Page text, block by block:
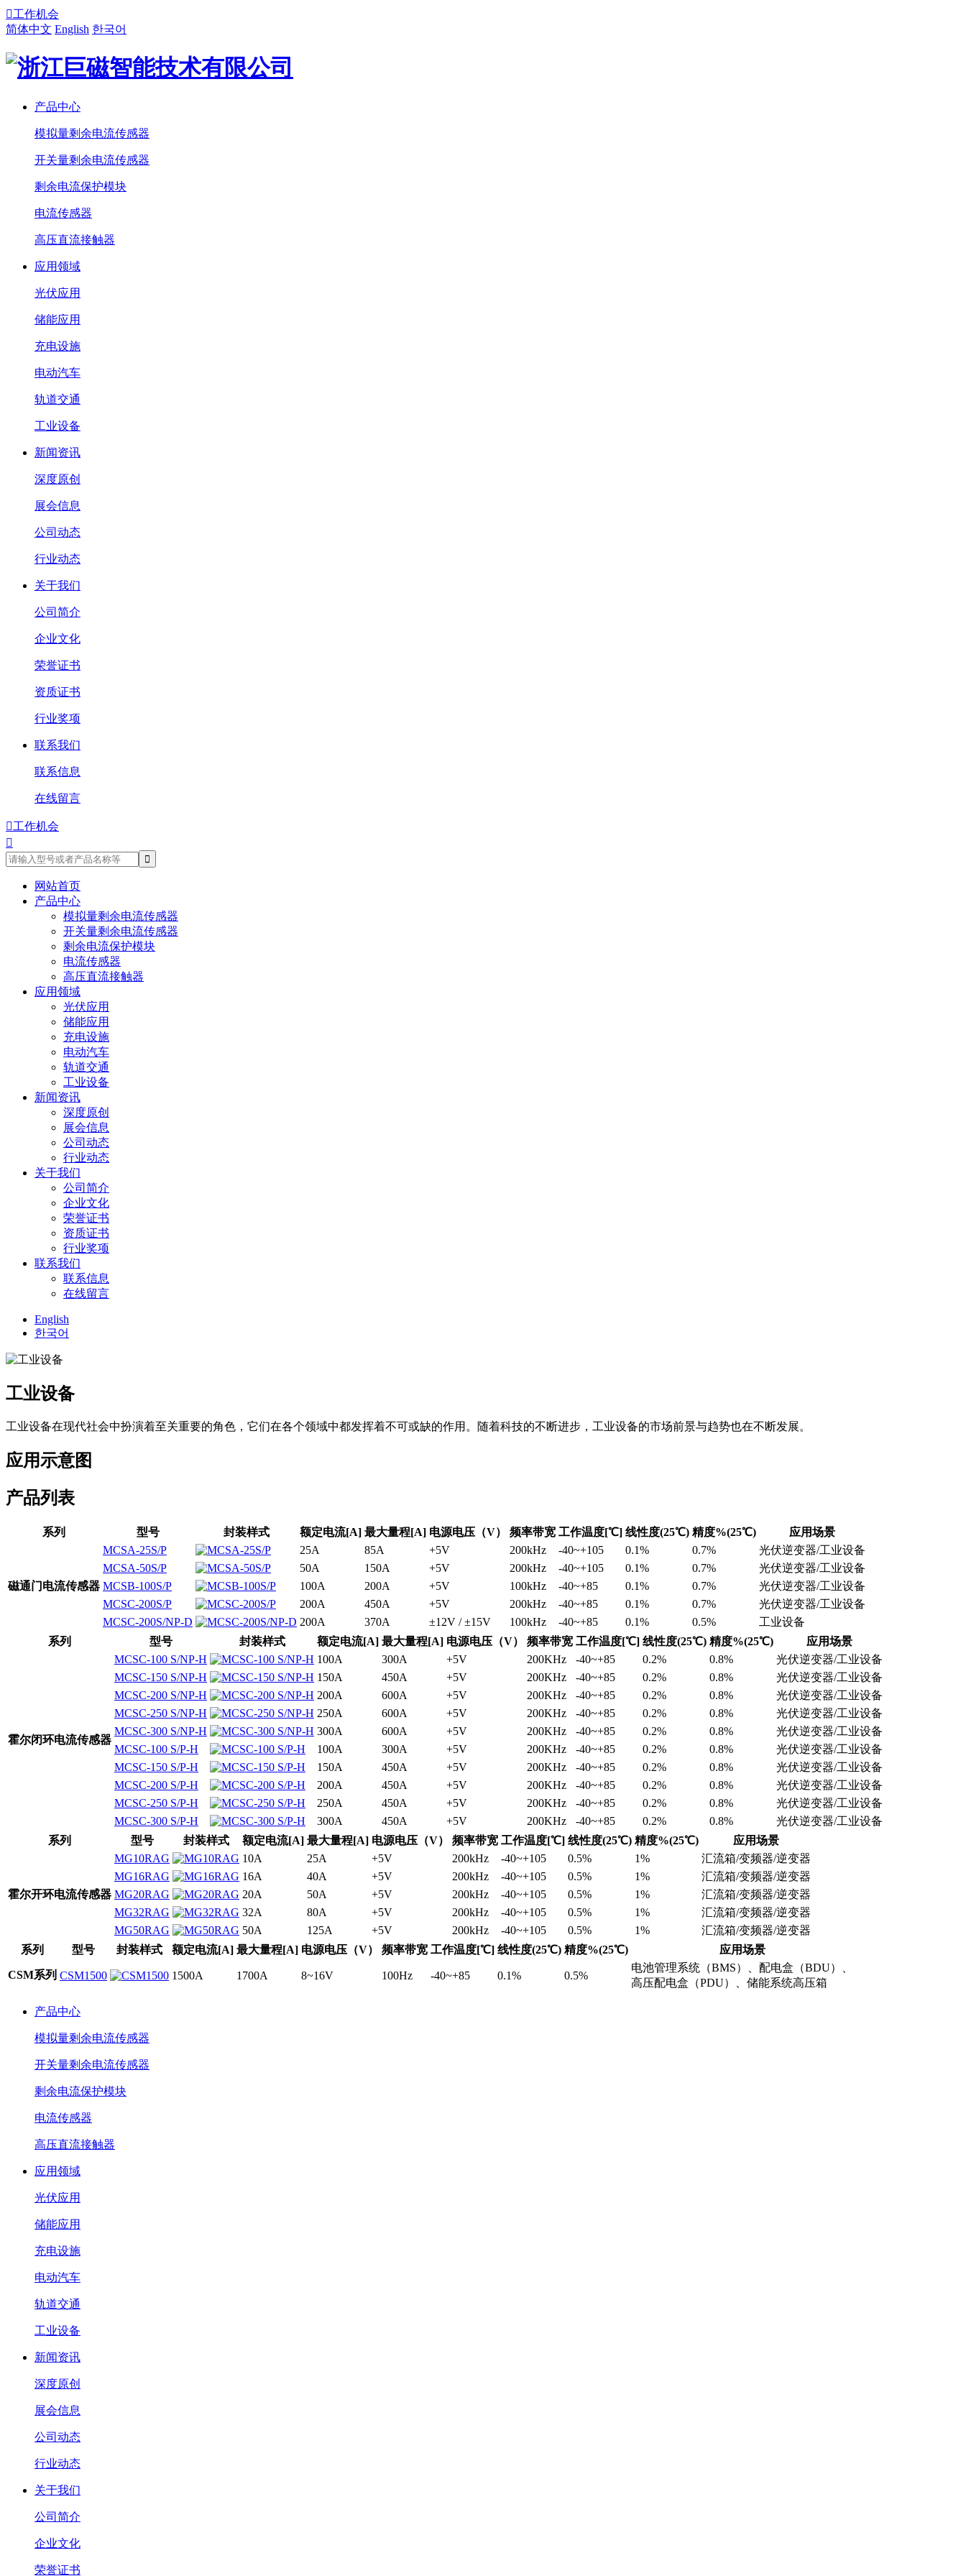
工作机会
简体中文 English 한국어
产品中心
模拟量剩余电流传感器
开关量剩余电流传感器
剩余电流保护模块
电流传感器
高压直流接触器
应用领域
光伏应用
储能应用
充电设施
电动汽车
轨道交通
工业设备
新闻资讯
深度原创
展会信息
公司动态
行业动态
关于我们
公司简介
企业文化
荣誉证书
资质证书
行业奖项
联系我们
联系信息
在线留言
工作机会

网站首页
产品中心
模拟量剩余电流传感器
开关量剩余电流传感器
剩余电流保护模块
电流传感器
高压直流接触器
应用领域
光伏应用
储能应用
充电设施
电动汽车
轨道交通
工业设备
新闻资讯
深度原创
展会信息
公司动态
行业动态
关于我们
公司简介
企业文化
荣誉证书
资质证书
行业奖项
联系我们
联系信息
在线留言
English
한국어
工业设备
工业设备在现代社会中扮演着至关重要的角色，它们在各个领域中都发挥着不可或缺的作用。随着科技的不断进步，工业设备的市场前景与趋势也在不断发展。
应用示意图
产品列表
系列 型号 封装样式 额定电流[A] 最大量程[A] 电源电压（V） 频率带宽 工作温度[℃] 线性度(25℃) 精度%(25℃) 应用场景
磁通门电流传感器
MCSA-25S/P 25A 85A +5V 200kHz -40~+105 0.1% 0.7%
光伏逆变器/工业设备
MCSA-50S/P
50A 150A +5V 200kHz -40~+105 0.1% 0.7%
光伏逆变器/工业设备
MCSB-100S/P
100A 200A +5V 100kHz -40~+85 0.1% 0.7%
光伏逆变器/工业设备
MCSC-200S/P
200A 450A +5V 200kHz -40~+85 0.1% 0.7%
光伏逆变器/工业设备
MCSC-200S/NP-D
200A 370A ±12V / ±15V 100kHz -40~+85 0.1% 0.5%
工业设备
系列
型号 封装样式 额定电流[A] 最大量程[A] 电源电压（V） 频率带宽 工作温度[℃] 线性度(25℃) 精度%(25℃) 应用场景
霍尔闭环电流传感器
MCSC-100 S/NP-H 100A 300A +5V 200KHz -40~+85 0.2% 0.8%
光伏逆变器/工业设备
MCSC-150 S/NP-H
150A 450A +5V 200KHz -40~+85 0.2% 0.8%
光伏逆变器/工业设备
MCSC-200 S/NP-H
200A 600A +5V 200KHz -40~+85 0.2% 0.8%
光伏逆变器/工业设备
MCSC-250 S/NP-H
250A 600A +5V 200KHz -40~+85 0.2% 0.8%
光伏逆变器/工业设备
MCSC-300 S/NP-H
300A 600A +5V 200KHz -40~+85 0.2% 0.8%
光伏逆变器/工业设备
MCSC-100 S/P-H
100A 300A +5V 200KHz -40~+85 0.2% 0.8%
光伏逆变器/工业设备
MCSC-150 S/P-H
150A 450A +5V 200KHz -40~+85 0.2% 0.8%
光伏逆变器/工业设备
MCSC-200 S/P-H
200A 450A +5V 200KHz -40~+85 0.2% 0.8%
光伏逆变器/工业设备
MCSC-250 S/P-H
250A 450A +5V 200KHz -40~+85 0.2% 0.8%
光伏逆变器/工业设备
MCSC-300 S/P-H
300A 450A +5V 200KHz -40~+85 0.2% 0.8%
光伏逆变器/工业设备
系列
型号 封装样式 额定电流[A] 最大量程[A] 电源电压（V） 频率带宽 工作温度[℃] 线性度(25℃) 精度%(25℃) 应用场景
霍尔开环电流传感器
MG10RAG 10A 25A +5V 200kHz -40~+105 0.5% 1%
汇流箱/变频器/逆变器
MG16RAG
16A 40A +5V 200kHz -40~+105 0.5% 1%
汇流箱/变频器/逆变器
MG20RAG
20A 50A +5V 200kHz -40~+105 0.5% 1%
汇流箱/变频器/逆变器
MG32RAG
32A 80A +5V 200kHz -40~+105 0.5% 1%
汇流箱/变频器/逆变器
MG50RAG
50A 125A +5V 200kHz -40~+105 0.5% 1%
汇流箱/变频器/逆变器
系列
型号 封装样式 额定电流[A] 最大量程[A] 电源电压（V） 频率带宽 工作温度[℃] 线性度(25℃) 精度%(25℃) 应用场景
CSM系列 CSM1500 1500A 1700A 8~16V 100Hz -40~+85 0.1% 0.5%
电池管理系统（BMS）、配电盒（BDU）、
高压配电盒（PDU）、储能系统高压箱
产品中心
模拟量剩余电流传感器
开关量剩余电流传感器
剩余电流保护模块
电流传感器
高压直流接触器
应用领域
光伏应用
储能应用
充电设施
电动汽车
轨道交通
工业设备
新闻资讯
深度原创
展会信息
公司动态
行业动态
关于我们
公司简介
企业文化
荣誉证书